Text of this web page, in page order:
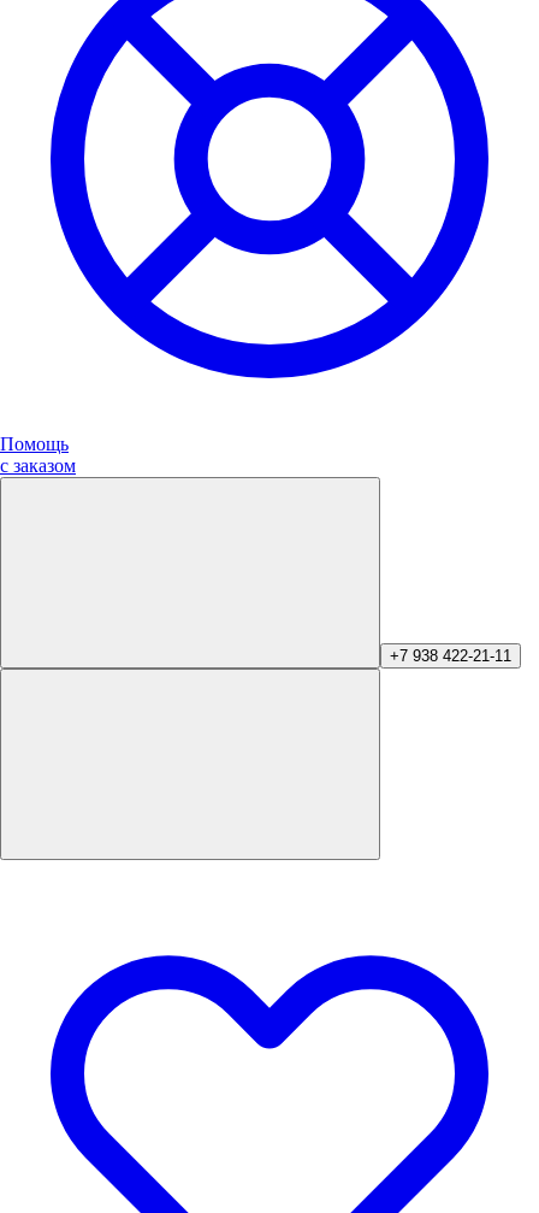
Помощь
с заказом
+7 938 422-21-11